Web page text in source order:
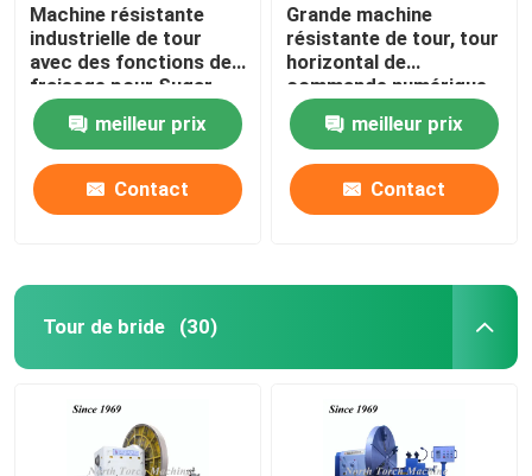
Machine résistante
industrielle de tour
avec des fonctions de
fraisage pour Sugar
Cylinder
meilleur prix
Contact
Grande machine
résistante de tour, tour
horizontal de
commande numérique
par ordinateur pour
40T Sugar Mill Cylinder
meilleur prix
Contact
Tour de bride (30)